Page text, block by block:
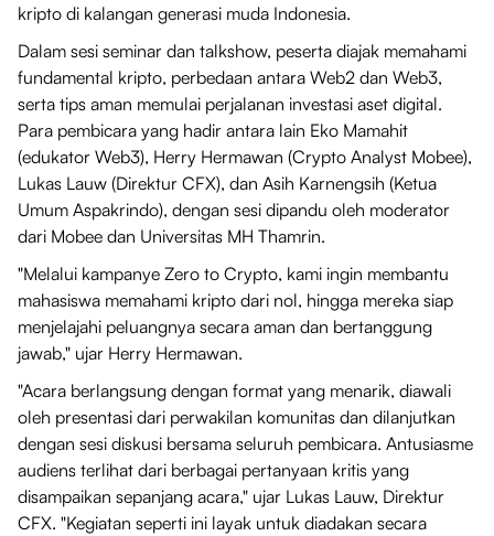
kripto di kalangan generasi muda Indonesia.
Dalam sesi seminar dan talkshow, peserta diajak memahami
fundamental kripto, perbedaan antara Web2 dan Web3,
serta tips aman memulai perjalanan investasi aset digital.
Para pembicara yang hadir antara lain Eko Mamahit
(edukator Web3), Herry Hermawan (Crypto Analyst Mobee),
Lukas Lauw (Direktur CFX), dan Asih Karnengsih (Ketua
Umum Aspakrindo), dengan sesi dipandu oleh moderator
dari Mobee dan Universitas MH Thamrin.
"Melalui kampanye Zero to Crypto, kami ingin membantu
mahasiswa memahami kripto dari nol, hingga mereka siap
menjelajahi peluangnya secara aman dan bertanggung
jawab," ujar Herry Hermawan.
"Acara berlangsung dengan format yang menarik, diawali
oleh presentasi dari perwakilan komunitas dan dilanjutkan
dengan sesi diskusi bersama seluruh pembicara. Antusiasme
audiens terlihat dari berbagai pertanyaan kritis yang
disampaikan sepanjang acara," ujar Lukas Lauw, Direktur
CFX. "Kegiatan seperti ini layak untuk diadakan secara